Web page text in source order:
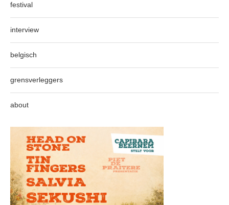
festival
interview
belgisch
grensverleggers
about